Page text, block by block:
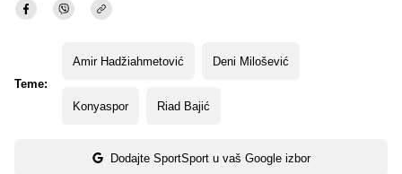
Teme:
Amir Hadžiahmetović Deni Milošević
Konyaspor Riad Bajić
Dodajte SportSport u vaš Google izbor